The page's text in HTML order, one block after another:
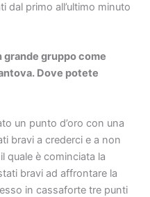
dal primo all’ultimo minuto
gruppo come
Dove potete
un punto d’oro con una
bravi a crederci e a non
quale è cominciata la
bravi ad affrontare la
in cassaforte tre punti